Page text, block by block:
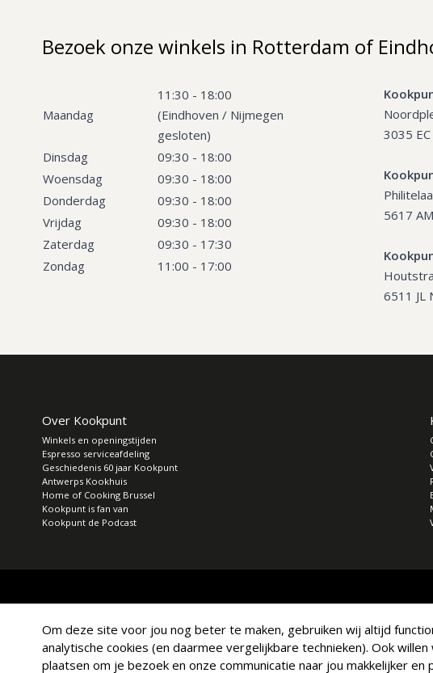
Bezoek onze winkels in Rotterdam of
Maandag
11:30 - 18:00
(Eindhoven / Nijmegen
gesloten)
Dinsdag
09:30 - 18:00
Woensdag
09:30 - 18:00
Donderdag
09:30 - 18:00
Vrijdag
09:30 - 18:00
Zaterdag
09:30 - 17:30
Zondag
11:00 - 17:00
3035
5617
6511 JL
Over Kookpunt
Winkels en openingstijden
Espresso serviceafdeling
Geschiedenis 60 jaar Kookpunt
Antwerps Kookhuis
Home of Cooking Brussel
Kookpunt is fan van
Kookpunt de Podcast
Om deze site voor jou nog beter te maken, gebruiken wij altijd
analytische cookies (en daarmee vergelijkbare technieken). Ook willen
plaatsen om je bezoek en onze communicatie naar jou makkelijker en